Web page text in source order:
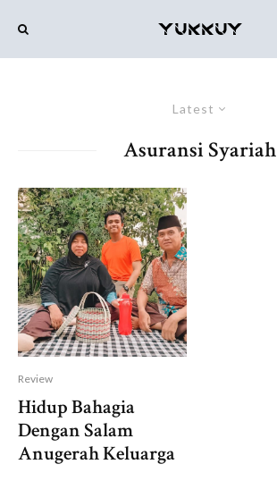
Latest
Asuransi Syariah
Review
Hidup Bahagia
Dengan Salam
Anugerah Keluarga